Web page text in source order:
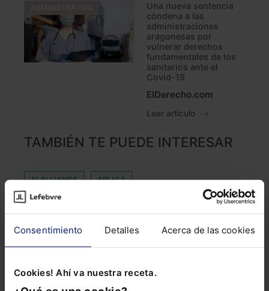
Consentimiento Detalles Acerca de las cookies
Cookies! Ahí va nuestra receta.
Una nueva sentencia
condena a las
administraciones
aragonesas por
vulnerar derechos
fundamentales de los
sanitarios ante el
Covid-19
ElDerecho.com
Leer artículo
TAMBIÉN TE PUEDE INTERESAR
AI ALLIANCE APLICA
APLICACIONES MÓVILES ÁREA INNOVACIÓN
BIBLIOTECA
CONEVNIO CUSTODIA DE DOCUMENTOS